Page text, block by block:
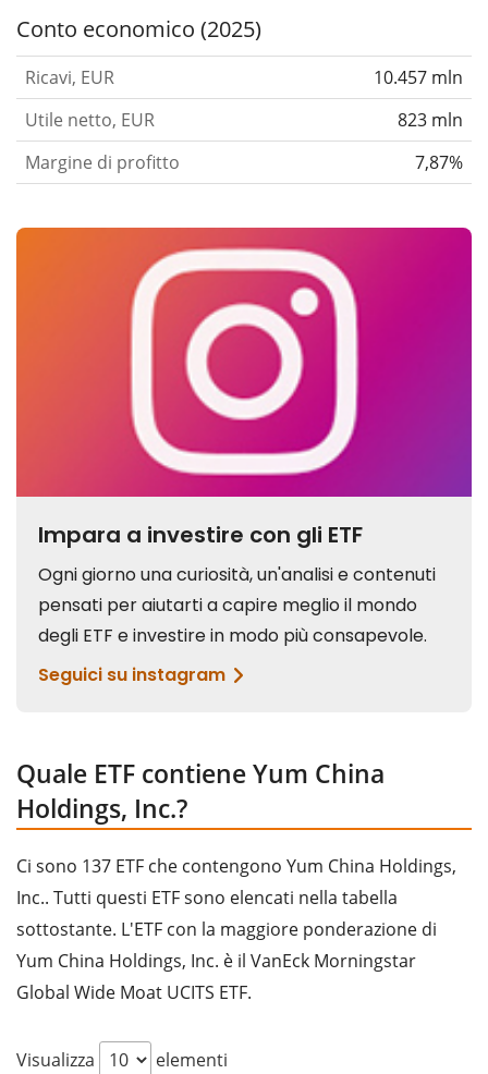
Conto economico (2025)
Ricavi, EUR
10.457 mln
Utile netto, EUR
823 mln
Margine di profitto
7,87%
Quale ETF contiene Yum China
Holdings, Inc.?
Ci sono 137 ETF che contengono Yum China Holdings,
Inc.. Tutti questi ETF sono elencati nella tabella
sottostante. L'ETF con la maggiore ponderazione di
Yum China Holdings, Inc. è il VanEck Morningstar
Global Wide Moat UCITS ETF.
Visualizza elementi